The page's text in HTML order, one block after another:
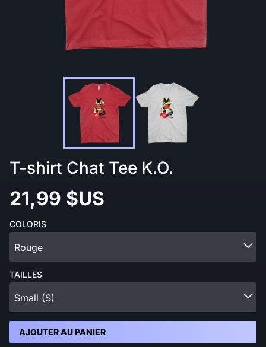
T-shirt Chat Tee K.O.
21,99 $US
COLORIS
Rouge
TAILLES
Small (S)
AJOUTER AU PANIER